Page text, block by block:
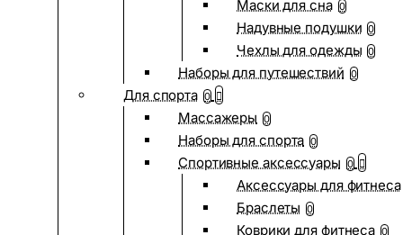
Маски для сна 0
Надувные подушки 0
Чехлы для одежды 0
Наборы для путешествий 0
Для спорта 0
Массажеры 0
Наборы для спорта 0
Спортивные аксессуары 0
Аксессуары для фитнеса
Браслеты 0
Коврики для фитнеса 0